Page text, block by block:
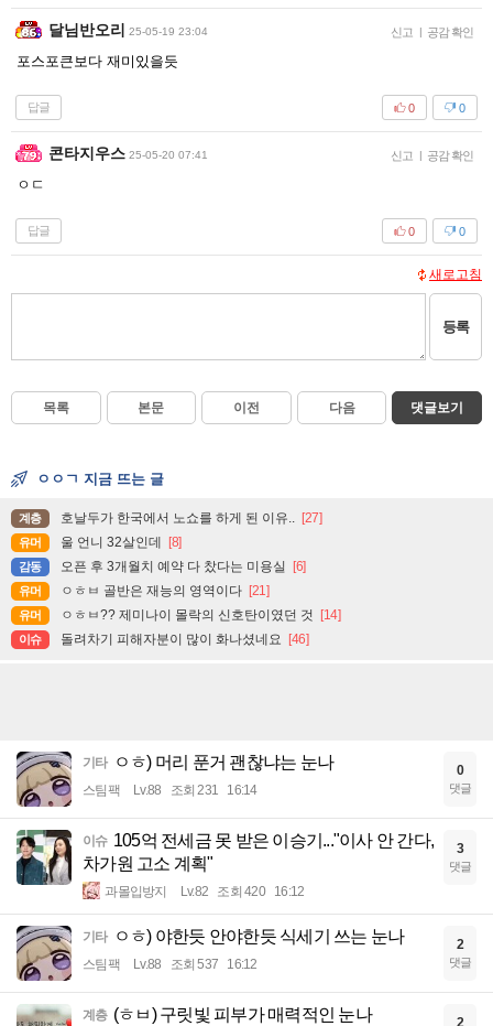
달님반오리 25-05-19 23:04 신고 | 공감 확인
포스포큰보다 재미있을듯
답글 0
0
콘타지우스 25-05-20 07:41 신고 | 공감 확인
ㅇㄷ
답글 0
0
새로고침
등록
목록 본문 이전 다음 댓글보기
ㅇㅇㄱ 지금 뜨는 글
계층 호날두가 한국에서 노쇼를 하게 된 이유.. [27]
유머 울 언니 32살인데 [8]
감동 오픈 후 3개월치 예약 다 찼다는 미용실 [6]
유머 ㅇㅎㅂ 골반은 재능의 영역이다 [21]
유머 ㅇㅎㅂ?? 제미나이 몰락의 신호탄이였던 것 [14]
이슈 돌려차기 피해자분이 많이 화나셨네요 [46]
기타 ㅇㅎ) 머리 푼거 괜찮냐는 눈나
스팀팩 Lv.88 조회 231 16:14
0
댓글
이슈 105억 전세금 못 받은 이승기..."이사 안 간다,
차가원 고소 계획"
과몰입방지 Lv.82 조회 420 16:12
3
댓글
기타 ㅇㅎ) 야한듯 안야한듯 식세기 쓰는 눈나
스팀팩 Lv.88 조회 537 16:12
2
댓글
계층 (ㅎㅂ) 구릿빛 피부가 매력적인 눈나 2